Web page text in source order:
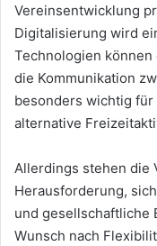
Vereinsentwicklung
Digitalisierung wird
Technologien
die Kommunikation
besonders wichtig
alternative
Allerdings stehen die
Herausforderung,
und gesellschaftliche
Wunsch nach